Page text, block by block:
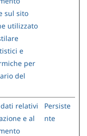
sul sito
utilizzato
e
per
del
relativi
e al
Persiste
nte